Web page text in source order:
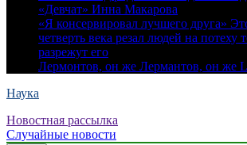
«Девчат» Инна Макарова
«Я консервировал лучшего друга»
четверть века резал людей на потеху
разрежут его
Лермонтов, он же Лермантов, он же
Наука
Новостная рассылка
Случайные новости